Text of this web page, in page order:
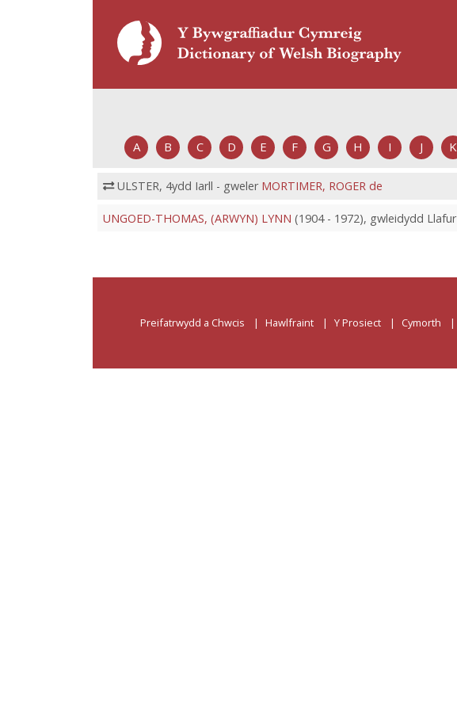
A B C D E F G H I J K
ULSTER, 4ydd Iarll - gweler MORTIMER, ROGER de
UNGOED-THOMAS, (ARWYN) LYNN (1904 - 1972), gwleidydd Llafur
Preifatrwydd a Chwcis Hawlfraint Y Prosiect Cymorth